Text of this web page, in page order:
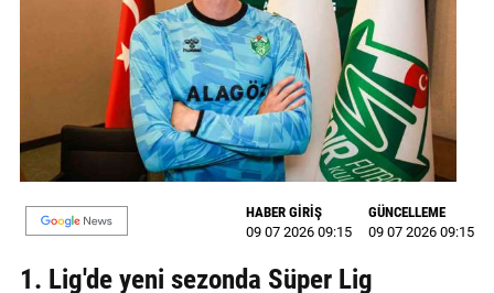
EKONOMİ
MAGAZİN
GALERİ
VİDEO
YAZARLAR
HABER GİRİŞ
09 07 2026 09:15
GÜNCELLEME
09 07 2026 09:15
1. Lig'de yeni sezonda Süper Lig